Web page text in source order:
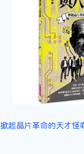
掀起晶片革命的天才怪